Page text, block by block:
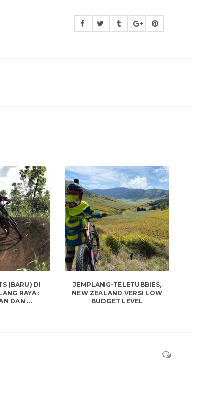
(BARU) DI
RAYA :
DAN ...
JEMPLANG-TELETUBBIES,
NEW ZEALAND VERSI LOW
BUDGET LEVEL